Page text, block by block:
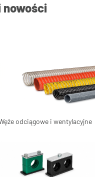
nowości
odciągowe i wentylacyjne